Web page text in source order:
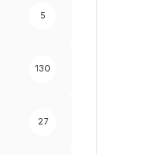
5
130
27